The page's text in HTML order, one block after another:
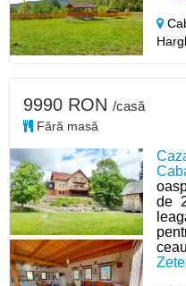
de
9990 RON /casă
Fără masă